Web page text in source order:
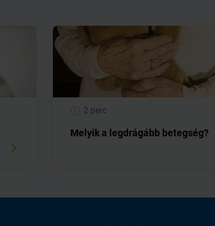
2 perc
Melyik a legdrágább betegség?